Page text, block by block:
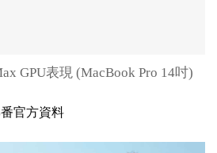
GPU表現 (MacBook Pro 14吋)
官方資料